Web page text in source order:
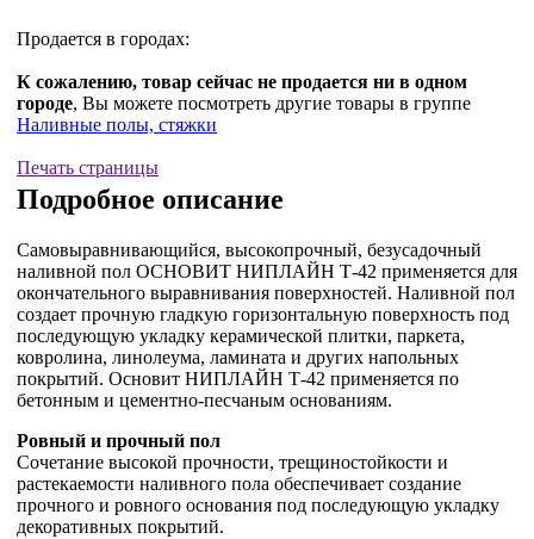
Продается в городах:
К сожалению, товар сейчас не продается ни в одном
городе, Вы можете посмотреть другие товары в группе
Наливные полы, стяжки
Печать страницы
Подробное описание
Самовыравнивающийся, высокопрочный, безусадочный
наливной пол ОСНОВИТ НИПЛАЙН Т-42 применяется для
окончательного выравнивания поверхностей. Наливной пол
создает прочную гладкую горизонтальную поверхность под
последующую укладку керамической плитки, паркета,
ковролина, линолеума, ламината и других напольных
покрытий. Основит НИПЛАЙН Т-42 применяется по
бетонным и цементно-песчаным основаниям.
Ровный и прочный пол
Сочетание высокой прочности, трещиностойкости и
растекаемости наливного пола обеспечивает создание
прочного и ровного основания под последующую укладку
декоративных покрытий.